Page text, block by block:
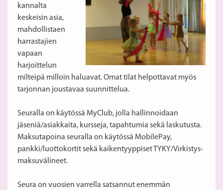
kannalta
keskeisin asia,
mahdollistaen
harrastajien
vapaan
harjoittelun
milteipä milloin haluavat. Omat tilat helpottavat myös
tarjonnan joustavaa suunnittelua.
Seuralla on käytössä MyClub, jolla hallinnoidaan
jäseniä/asiakkaita, kursseja, tapahtumia sekä laskutusta.
Maksutapoina seuralla on käytössä MobilePay,
pankki/luottokortit sekä kaikentyyppiset TYKY/Virkistys-
maksuvälineet.
Seura on vuosien varrella satsannut enemmän